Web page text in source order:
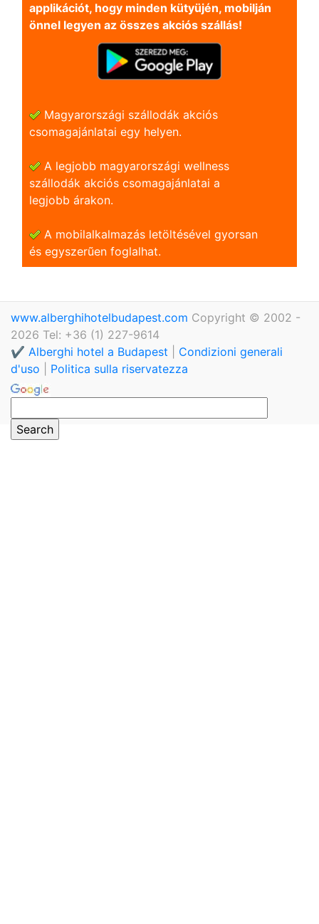
applikációt, hogy minden kütyüjén, mobilján
önnel legyen az összes akciós szállás!
Magyarországi szállodák akciós
csomagajánlatai egy helyen.
A legjobb magyarországi wellness
szállodák akciós csomagajánlatai a
legjobb árakon.
A mobilalkalmazás letöltésével gyorsan
és egyszerũen foglalhat.
www.alberghihotelbudapest.com Copyright © 2002 -
2026 Tel: +36 (1) 227-9614
✔️ Alberghi hotel a Budapest
Condizioni generali
d'uso
Politica sulla riservatezza